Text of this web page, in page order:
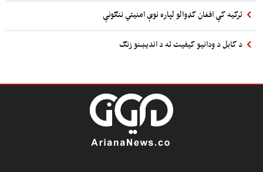
ترکیه کې افغان کډوالو لپاره نوې امنیتي ننګونې
د کابل د ودانیو کیفیت ته د اندیښنو زنګ